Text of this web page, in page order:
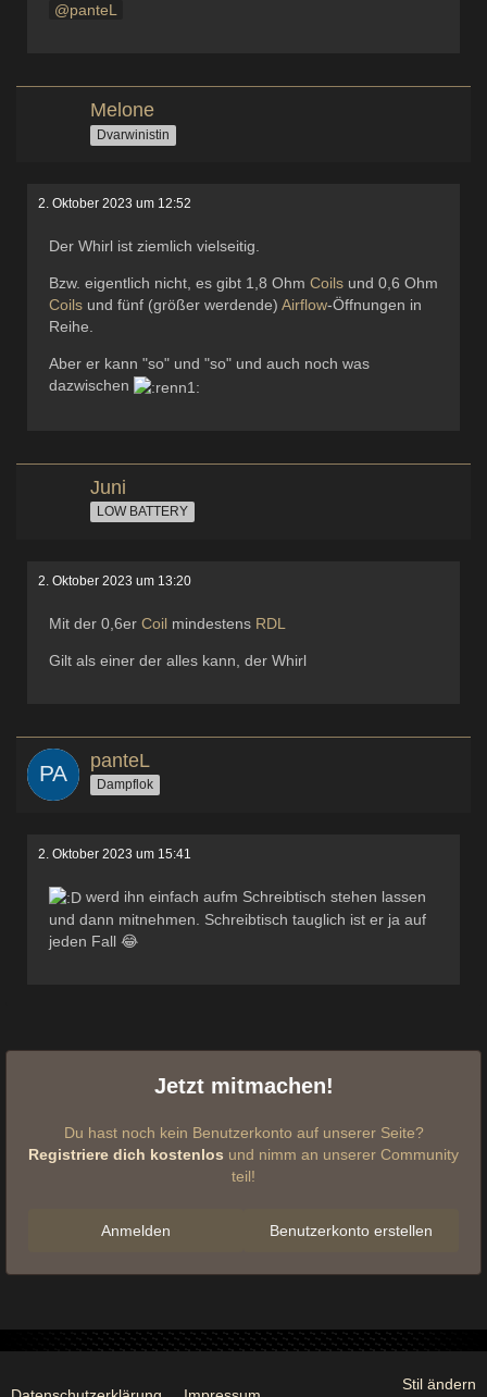
panteL
Melone
Dvarwinistin
2. Oktober 2023 um 12:52
Der Whirl ist ziemlich vielseitig.
Bzw. eigentlich nicht, es gibt 1,8 Ohm Coils und 0,6 Ohm
Coils und fünf (größer werdende) Airflow-Öffnungen in
Reihe.
Aber er kann "so" und "so" und auch noch was
dazwischen
Juni
LOW BATTERY
2. Oktober 2023 um 13:20
Mit der 0,6er Coil mindestens RDL
Gilt als einer der alles kann, der Whirl
panteL
Dampflok
2. Oktober 2023 um 15:41
werd ihn einfach aufm Schreibtisch stehen lassen
und dann mitnehmen. Schreibtisch tauglich ist er ja auf
jeden Fall 😂
Jetzt mitmachen!
Du hast noch kein Benutzerkonto auf unserer Seite?
Registriere dich kostenlos und nimm an unserer Community
teil!
Benutzerkonto erstellen
Anmelden
Stil ändern